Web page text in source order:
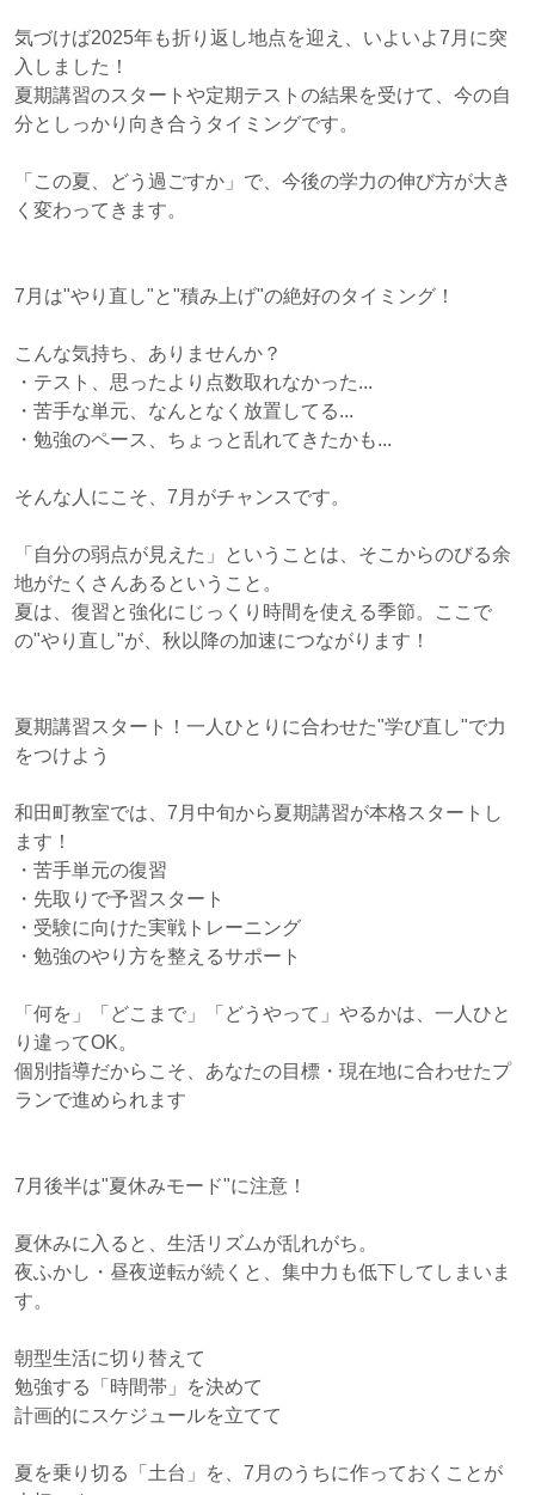
気づけば2025年も折り返し地点を迎え、いよいよ7月に突
入しました！
夏期講習のスタートや定期テストの結果を受けて、今の自
分としっかり向き合うタイミングです。
「この夏、どう過ごすか」で、今後の学力の伸び方が大き
く変わってきます。
7月は"やり直し"と"積み上げ"の絶好のタイミング！
こんな気持ち、ありませんか？
・テスト、思ったより点数取れなかった...
・苦手な単元、なんとなく放置してる...
・勉強のペース、ちょっと乱れてきたかも...
そんな人にこそ、7月がチャンスです。
「自分の弱点が見えた」ということは、そこからのびる余
地がたくさんあるということ。
夏は、復習と強化にじっくり時間を使える季節。ここで
の"やり直し"が、秋以降の加速につながります！
夏期講習スタート！一人ひとりに合わせた"学び直し"で力
をつけよう
和田町教室では、7月中旬から夏期講習が本格スタートし
ます！
・苦手単元の復習
・先取りで予習スタート
・受験に向けた実戦トレーニング
・勉強のやり方を整えるサポート
「何を」「どこまで」「どうやって」やるかは、一人ひと
り違ってOK。
個別指導だからこそ、あなたの目標・現在地に合わせたプ
ランで進められます
7月後半は"夏休みモード"に注意！
夏休みに入ると、生活リズムが乱れがち。
夜ふかし・昼夜逆転が続くと、集中力も低下してしまいま
す。
朝型生活に切り替えて
勉強する「時間帯」を決めて
計画的にスケジュールを立てて
夏を乗り切る「土台」を、7月のうちに作っておくことが